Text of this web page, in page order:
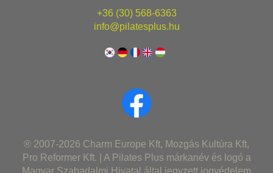
+36 (30) 568-6363
info@pilatesplus.hu
® 2007-2026 Charm Europe Kft, Mozgás Kultúra Kft,
Pro Reformer Kft. | A Pilates Plus márkanév és logó a